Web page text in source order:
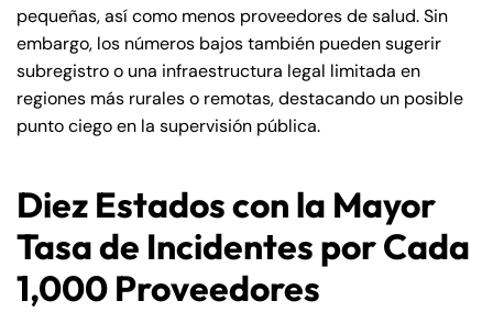
pequeñas, así como menos proveedores de salud. Sin
embargo, los números bajos también pueden sugerir
subregistro o una infraestructura legal limitada en
regiones más rurales o remotas, destacando un posible
punto ciego en la supervisión pública.
Diez Estados con la Mayor
Tasa de Incidentes por Cada
1,000 Proveedores